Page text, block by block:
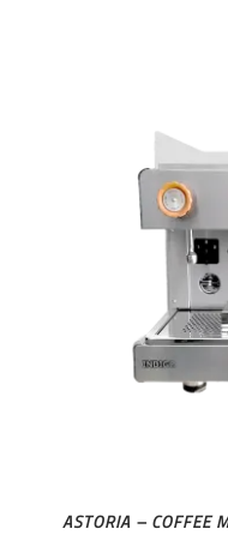
ASTORIA – COFFEE